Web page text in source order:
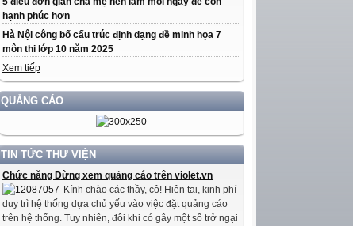
hạnh phúc hơn
Hà Nội công bố cấu trúc định dạng đề minh họa 7
môn thi lớp 10 năm 2025
Xem tiếp
QUẢNG CÁO
TIN TỨC THƯ VIỆN
Chức năng Dừng xem quảng cáo trên violet.vn
Kính chào các thầy, cô! Hiện tại, kinh phí
duy trì hệ thống dựa chủ yếu vào việc đặt quảng cáo
trên hệ thống. Tuy nhiên, đôi khi có gây một số trở ngại